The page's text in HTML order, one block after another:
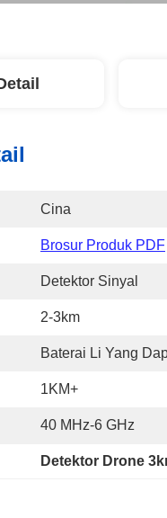
Cina
Brosur Produk PDF
Detektor Sinyal
2-3km
Baterai Li Yang
1KM+
40 MHz-6 GHz
Detektor Drone